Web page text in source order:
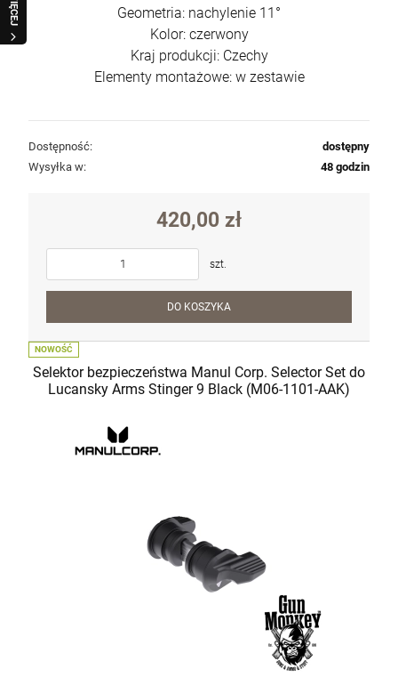
WIĘCEJ
Geometria: nachylenie 11°
Kolor: czerwony
Kraj produkcji: Czechy
Elementy montażowe: w zestawie
Dostępność:
dostępny
Wysyłka w:
48 godzin
420,00 zł
szt.
DO KOSZYKA
Selektor bezpieczeństwa Manul Corp. Selector Set do
Lucansky Arms Stinger 9 Black (M06-1101-AAK)
NOWOŚĆ